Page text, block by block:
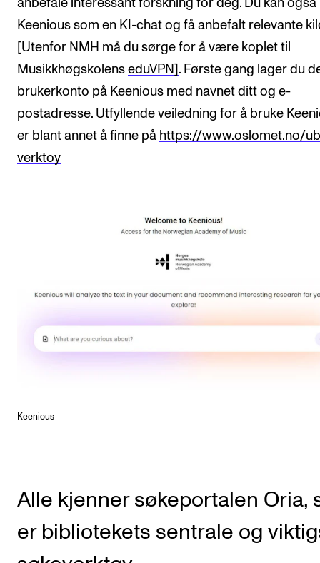
anbefale interessant forskning for deg. Du kan også
Keenious som en KI-chat og få anbefalt relevante
[Utenfor NMH må du sørge for å være koplet til
Musikkhøgskolens eduVPN] . Første gang lager du
brukerkonto på Keenious med navnet ditt og e-
postadresse. Utfyllende veiledning for å bruke
er blant annet å finne på https://www.oslomet.no/
verktoy
Keenious
Alle kjenner søkeportalen Oria,
er bibliotekets sentrale og